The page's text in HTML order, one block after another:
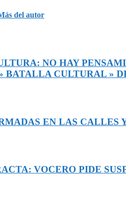
del autor
NO HAY
BATALLA CULTURAL »
EN LAS CALLES
VOCERO PIDE